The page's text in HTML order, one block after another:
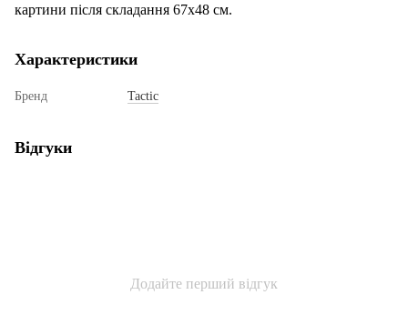
картини після складання 67х48 см.
Характеристики
Бренд Tactic
Відгуки
Додайте перший відгук